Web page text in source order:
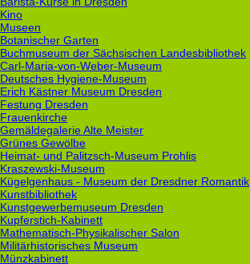
Kino
Museen
Botanischer Garten
Buchmuseum der Sächsischen Landesbibliothek
Carl-Maria-von-Weber-Museum
Deutsches Hygiene-Museum
Erich Kästner Museum Dresden
Festung Dresden
Frauenkirche
Gemäldegalerie Alte Meister
Grünes Gewölbe
Heimat- und Palitzsch-Museum Prohlis
Kraszewski-Museum
Kügelgenhaus - Museum der Dresdner Romantik
Kunstbibliothek
Kunstgewerbemuseum Dresden
Kupferstich-Kabinett
Mathematisch-Physikalischer Salon
Militärhistorisches Museum
Münzkabinett